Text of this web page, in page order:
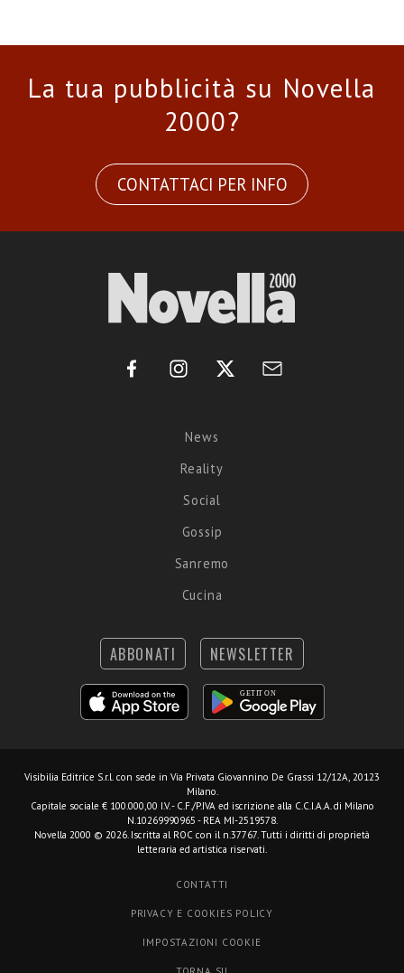
La tua pubblicità su Novella
2000?
CONTATTACI PER INFO
News
Reality
Social
Gossip
Sanremo
Cucina
ABBONATI NEWSLETTER
Visibilia Editrice S.r.l. con sede in Via Privata Giovannino De Grassi 12/12A, 20123
Milano.
Capitale sociale € 100.000,00 I.V. - C.F./P.IVA ed iscrizione alla C.C.I.A.A. di Milano
N.10269990965 - REA MI-2519578.
Novella 2000 © 2026. Iscritta al ROC con il n.37767. Tutti i diritti di proprietà
letteraria ed artistica riservati.
CONTATTI
PRIVACY E COOKIES POLICY
IMPOSTAZIONI COOKIE